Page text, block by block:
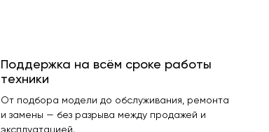
Поддержка на всём сроке работы
техники
От подбора модели до обслуживания, ремонта
и замены — без разрыва между продажей и
эксплуатацией.